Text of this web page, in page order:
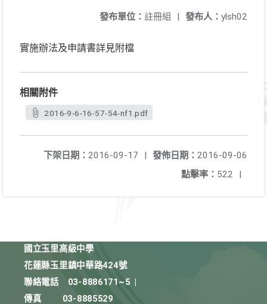
發布人： ylsh02
發布單位： 註冊組 |
實施辦法及申請書詳見附檔
相關附件
2016-9-6-16-57-54-nf1.pdf
發佈日期： 2016-09-06
下架日期： 2016-09-17
|
點擊率： 522 |
國立玉里高級中學
花蓮縣玉里鎮中華路424號
聯絡電話
03-8886171~5
傳真
03-8885529